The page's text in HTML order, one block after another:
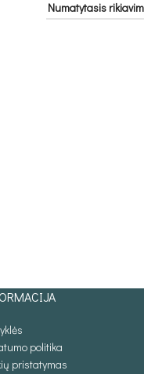
politika
pristatymas